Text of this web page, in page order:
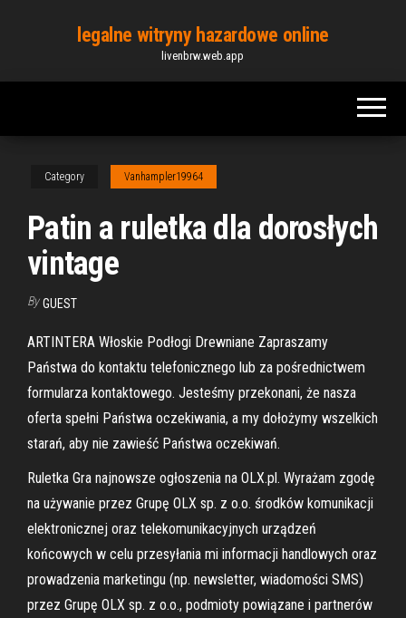
content
legalne witryny hazardowe online
livenbrw.web.app
Category Vanhampler19964
Patin a ruletka dla dorosłych
vintage
By GUEST
ARTINTERA Włoskie Podłogi Drewniane Zapraszamy
Państwa do kontaktu telefonicznego lub za pośrednictwem
formularza kontaktowego. Jesteśmy przekonani, że nasza
oferta spełni Państwa oczekiwania, a my dołożymy wszelkich
starań, aby nie zawieść Państwa oczekiwań.
Ruletka Gra najnowsze ogłoszenia na OLX.pl. Wyrażam zgodę
na używanie przez Grupę OLX sp. z o.o. środków komunikacji
elektronicznej oraz telekomunikacyjnych urządzeń
końcowych w celu przesyłania mi informacji handlowych oraz
prowadzenia marketingu (np. newsletter, wiadomości SMS)
przez Grupę OLX sp. z o.o., podmioty powiązane i partnerów